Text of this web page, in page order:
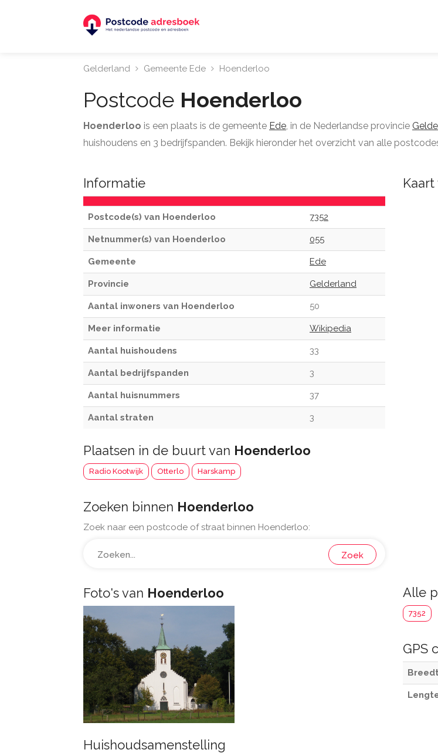
Gelderland Gemeente Ede Hoenderloo
Postcode Hoenderloo
Hoenderloo is een plaats is de gemeente Ede, in de Nederlandse provincie
huishoudens en 3 bedrijfspanden. Bekijk hieronder het overzicht van alle
Informatie
Postcode(s) van Hoenderloo 7352
Netnummer(s) van Hoenderloo 055
Gemeente Ede
Provincie Gelderland
Aantal inwoners van Hoenderloo 50
Meer informatie Wikipedia
Aantal huishoudens 33
Aantal bedrijfspanden 3
Aantal huisnummers 37
Aantal straten 3
Plaatsen in de buurt van Hoenderloo
Radio Kootwijk Otterlo Harskamp
Zoeken binnen Hoenderloo
Zoek naar een postcode of straat binnen Hoenderloo:
Zoek
Foto's van Hoenderloo
Huishoudsamenstelling
Kaart
Alle
7352
GPS